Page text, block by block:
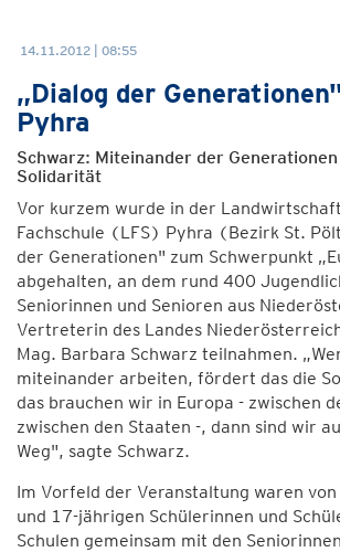
14.11.2012 | 08:55
„Dialog der
Pyhra
Schwarz: Miteinander der
Solidarität
Vor kurzem wurde in der
Fachschule (LFS) Pyhra (Bezirk St.
der Generationen" zum Schwerpunkt
abgehalten, an dem rund 400
Seniorinnen und Senioren aus
Vertreterin des Landes
Mag. Barbara Schwarz teilnahmen.
miteinander arbeiten, fördert das die
das brauchen wir in Europa - zwischen
zwischen den Staaten -, dann sind wir
Weg", sagte Schwarz.
Im Vorfeld der Veranstaltung waren
und 17-jährigen Schülerinnen und
Schulen gemeinsam mit den